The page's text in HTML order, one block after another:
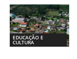
EDUCAÇÃO E
CULTURA